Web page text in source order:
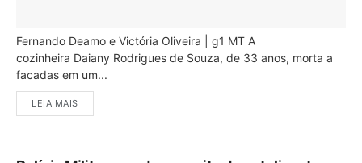
Fernando Deamo e Victória Oliveira | g1 MT A
cozinheira Daiany Rodrigues de Souza, de 33 anos, morta a
facadas em um...
LEIA MAIS